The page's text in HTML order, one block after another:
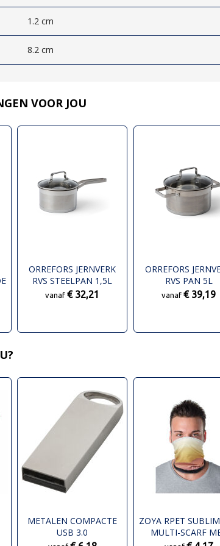
1.2 cm
8.2 cm
VOOR JOU
ORREFORS JERNVERK
RVS STEELPAN 1,5L
vanaf€ 32,21
ORREFORS
RVS PAN 5L
vanaf€ 39,19
METALEN COMPACTE
USB 3.0
ZOYA RPET
MULTI-SCARF